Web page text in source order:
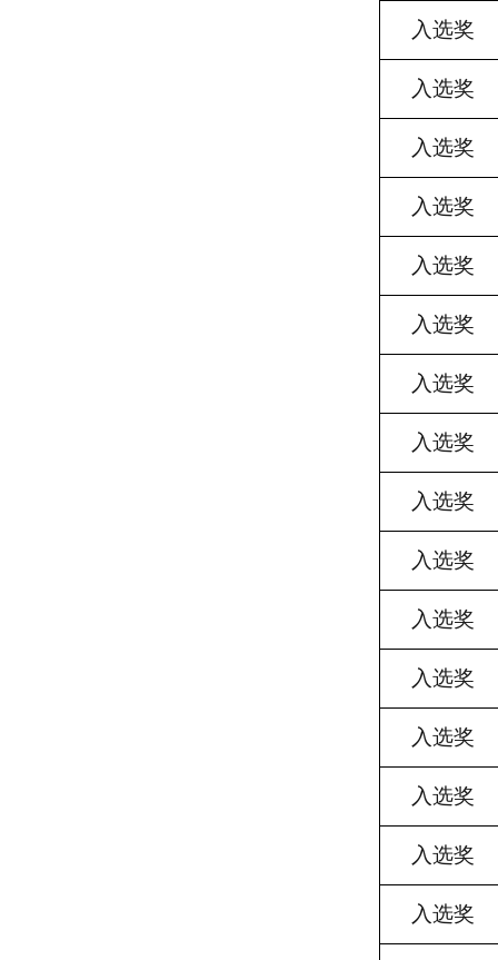
入选奖
入选奖
入选奖
入选奖
入选奖
入选奖
入选奖
入选奖
入选奖
入选奖
入选奖
入选奖
入选奖
入选奖
入选奖
入选奖